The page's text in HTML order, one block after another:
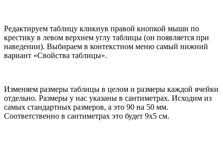
Редактируем таблицу кликнув правой кнопкой мыши по
крестику в левом верхнем углу таблицы (он появляется при
наведении). Выбираем в контекстном меню самый нижний
вариант «Свойства таблицы».
Изменяем размеры таблицы в целом и размеры каждой ячейки
отдельно. Размеры у нас указаны в сантиметрах. Исходим из
самых стандартных размеров, а это 90 на 50 мм.
Соответственно в сантиметрах это будет 9х5 см.